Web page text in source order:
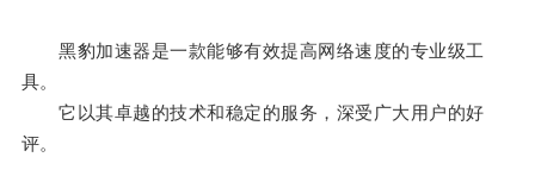
黑豹加速器是一款能够有效提高网络速度的专业级工
具。
它以其卓越的技术和稳定的服务，深受广大用户的好
评。